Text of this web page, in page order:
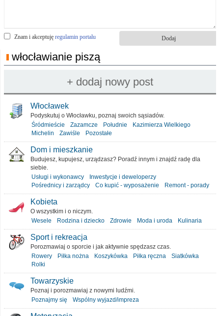
Znam i akceptuję regulamin portalu
włocławianie piszą
Włocławek
Podyskutuj o Włocławku, poznaj swoich sąsiadów.
Śródmieście
Zazamcze Południe
Kazimierza Wielkiego
Michelin
Zawiśle Pozostałe
Dom i mieszkanie
Budujesz, kupujesz, urządzasz? Poradź innym i znajdź radę dla
siebie.
Usługi i wykonawcy
Inwestycje i deweloperzy
Pośrednicy i zarządcy
Co kupić - wyposażenie Remont - porady
Kobieta
O wszystkim i o niczym.
Wesele
Rodzina i dziecko Zdrowie Moda i uroda Kulinaria
Sport i rekreacja
Porozmawiaj o sporcie i jak aktywnie spędzasz czas.
Rowery
Piłka nożna Koszykówka Piłka ręczna
Siatkówka
Rolki
Towarzyskie
Poznaj i porozmawiaj z nowymi ludźmi.
Poznajmy się
Wspólny wyjazd/impreza